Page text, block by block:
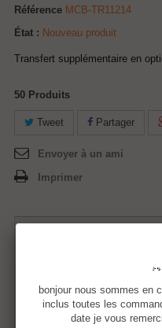
Référence MCB-TR11214
État : Nouveau produit
Transfert supplémentaire en
50 Produits
Tweet Partager
Envoyer à un ami
Imprimer
Quantité
bonjour nous sommes en
inclus toutes les
date je vous